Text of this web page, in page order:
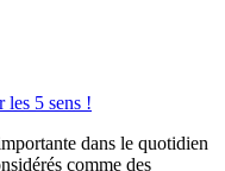
les 5 sens !
dans le quotidien
comme des